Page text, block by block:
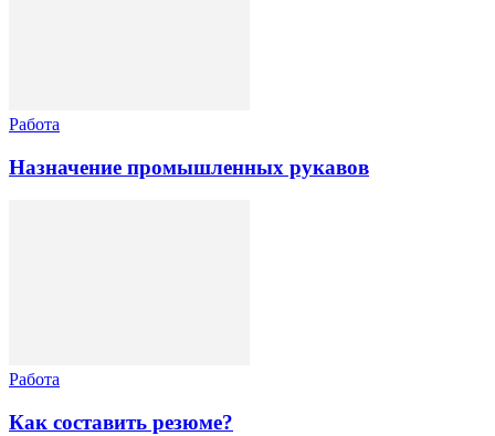
Работа
Назначение промышленных рукавов
Работа
Как составить резюме?